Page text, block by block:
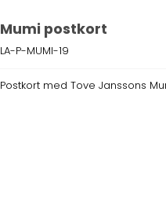
Mumi postkort
LA-P-MUMI-19
Postkort med Tove Janssons